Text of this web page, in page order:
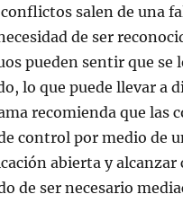
salen de una
de ser
pueden sentir que se
lo que puede llevar a
recomienda que las
control por medio de
abierta y alcanzar
de ser necesario